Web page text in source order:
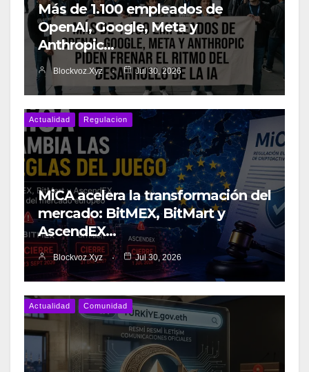
Más de 1.100 empleados de
OpenAI, Google, Meta y
Anthropic…
Blockvoz.xyz Jul 30, 2026
Actualidad Regulacion
MiCA acelera la transformación del
mercado: BitMEX, BitMart y
AscendEX…
Blockvoz.xyz Jul 30, 2026
Actualidad Comunidad